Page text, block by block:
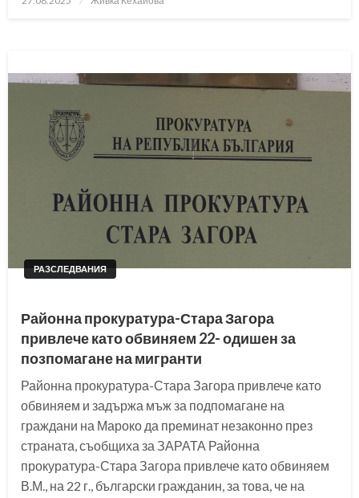
РАЗСЛЕДВАНИЯ
Районна прокуратура-Стара Загора
привлече като обвиняем 22- одишен за
позпомагане на мигранти
Районна прокуратура-Стара Загора привлече като
обвиняем и задържа мъж за подпомагане на
граждани на Мароко да преминат незаконно през
страната, съобщиха за ЗАРАТА Районна
прокуратура-Стара Загора привлече като обвиняем
В.М., на 22 г., български гражданин, за това, че на